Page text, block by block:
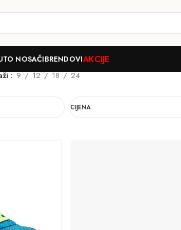
NOSAČIBRENDOVIAKCIJE
9 12 18 24
CIJENA